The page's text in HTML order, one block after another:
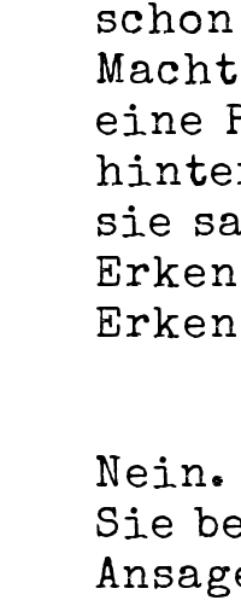
eine
sie
Sie